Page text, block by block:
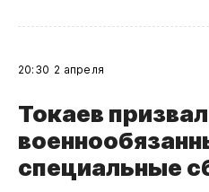
20:30 2 апреля
Токаев
специальные